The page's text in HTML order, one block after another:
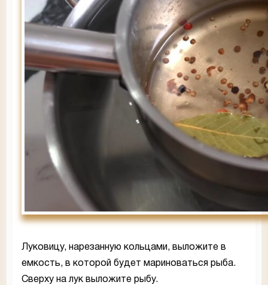
Луковицу, нарезанную кольцами, выложите в
емкость, в которой будет мариноваться рыба.
Сверху на лук выложите рыбу.